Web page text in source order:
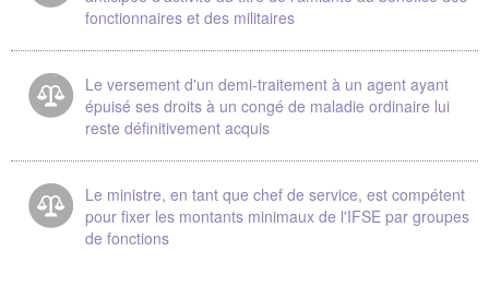
fonctionnaires et des militaires
Le versement d'un demi-traitement à un agent ayant
épuisé ses droits à un congé de maladie ordinaire lui
reste définitivement acquis
Le ministre, en tant que chef de service, est compétent
pour fixer les montants minimaux de l'IFSE par groupes
de fonctions